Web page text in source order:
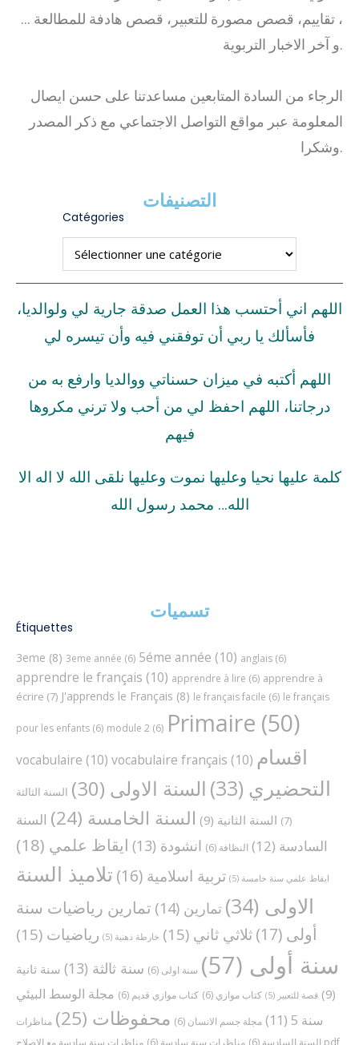
، تقاييم، قصص مصورة للتعبير، قصص هادفة للمطالعة …
و آخر الاخبار التربوية.
الرجاء من السادة المتابعين مساعدتنا على حسن ايصال
المعلومة عبر مواقع التواصل الاجتماعي مع ذكر المصدر
وشكرا.
التصنيفات
Catégories
اللهم اني أحتسب هذا العمل صدقة جارية لي ولوالديا،
فأسألك يا ربي أن توفقني فيه وأن تيسره لي
اللهم أكتبه في ميزان حسناتي ووالديا وارفع به من
درجاتنا، اللهم احفظ لي من أحب ولا ترني مكروها
فيهم
كلمة عليها نحيا وعليها نموت وعليها نلقى الله لا اله الا
الله… محمد رسول الله
تسميات
Étiquettes
3eme (8) 3eme année (6) 5éme année (10) anglais (6)
apprendre le français (10) apprendre à lire (6) apprendre à
écrire (7) J'apprends le Français (8) le français facile (6) le français
pour les enfants (6) module 2 (6) Primaire (50)
vocabulaire (10) vocabulaire français (10) اقسام
التحضيري (33) السنة الاولى (30)
السنة الثالثة
(7)
السنة الثانية (9) السنة الخامسة (24)
السنة
السادسة (12) النظافة (6) انشودة (13) ايقاظ علمي (18)
ايقاظ علمي سنة خامسة (5) تربية اسلامية (16)
تلاميذ السنة
الاولى (34) تمارين (14)
تمارين رياضيات سنة
أولى (17) ثلاثي ثاني (15) خارطة ذهنية (5) رياضيات (15)
سنة أولى (57) سنة اولى (6) سنة ثالثة (13)
سنة ثانية
(9)
قصة للتعبير (5) كتاب موازي (6) كتاب موازي قديم (6)
مجلة الوسط البيئي
سنة 5
(11) مجلة جسم الانسان (6) محفوظات (25)
مناظرات
السنة السادسة (6) مناظرات سنة سادسة (6)
مناظرات سنة سادسة مع الإصلاح pdf